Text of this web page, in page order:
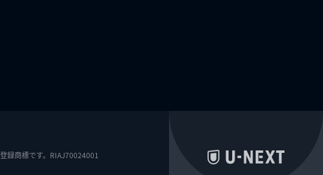
録商標です。RIAJ70024001